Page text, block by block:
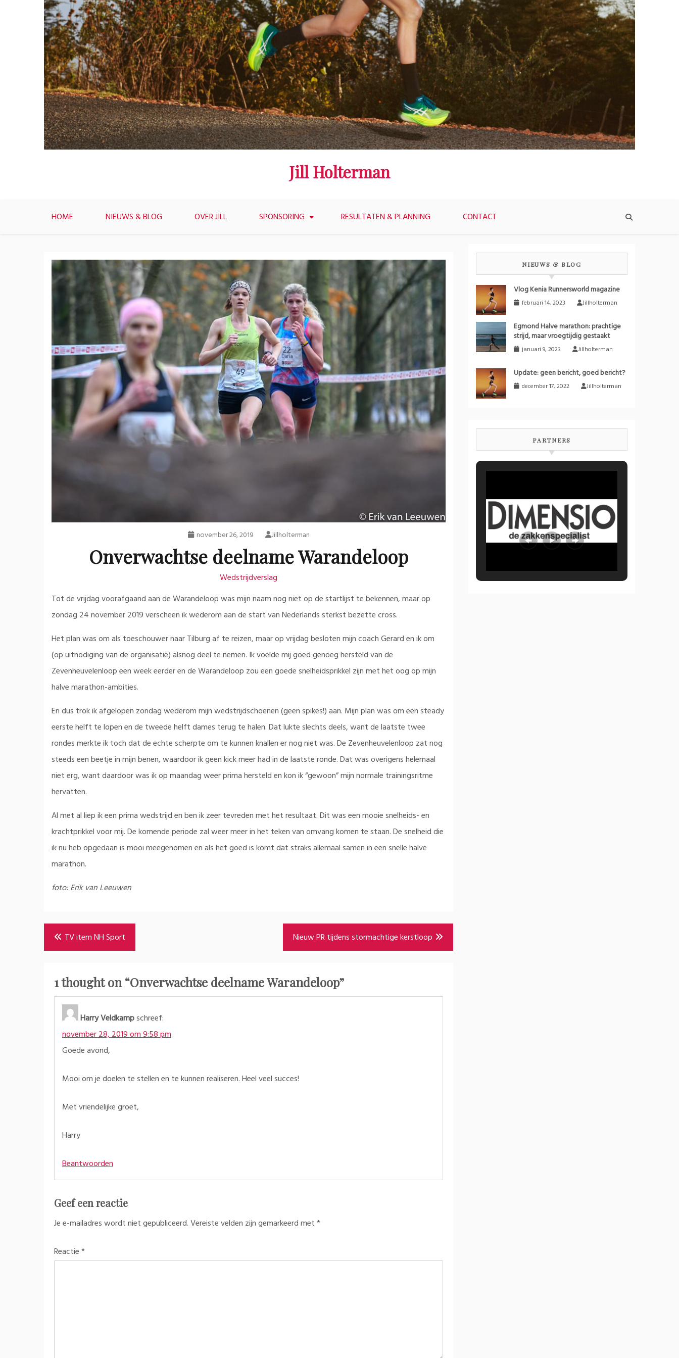
Jill Holterman
HOME NIEUWS & BLOG OVER JILL SPONSORING RESULTATEN & PLANNING CONTACT
november 26, 2019 Jillholterman
Onverwachtse deelname Warandeloop
Wedstrijdverslag
Tot de vrijdag voorafgaand aan de Warandeloop was mijn naam nog niet op de startlijst te bekennen, maar op
zondag 24 november 2019 verscheen ik wederom aan de start van Nederlands sterkst bezette cross.
Het plan was om als toeschouwer naar Tilburg af te reizen, maar op vrijdag besloten mijn coach Gerard en ik om
(op uitnodiging van de organisatie) alsnog deel te nemen. Ik voelde mij goed genoeg hersteld van de
Zevenheuvelenloop een week eerder en de Warandeloop zou een goede snelheidsprikkel zijn met het oog op mijn
halve marathon-ambities.
En dus trok ik afgelopen zondag wederom mijn wedstrijdschoenen (geen spikes!) aan. Mijn plan was om een steady
eerste helft te lopen en de tweede helft dames terug te halen. Dat lukte slechts deels, want de laatste twee
rondes merkte ik toch dat de echte scherpte om te kunnen knallen er nog niet was. De Zevenheuvelenloop zat nog
steeds een beetje in mijn benen, waardoor ik geen kick meer had in de laatste ronde. Dat was overigens helemaal
niet erg, want daardoor was ik op maandag weer prima hersteld en kon ik “gewoon” mijn normale trainingsritme
hervatten.
Al met al liep ik een prima wedstrijd en ben ik zeer tevreden met het resultaat. Dit was een mooie snelheids- en
krachtprikkel voor mij. De komende periode zal weer meer in het teken van omvang komen te staan. De snelheid die
ik nu heb opgedaan is mooi meegenomen en als het goed is komt dat straks allemaal samen in een snelle halve
marathon.
foto: Erik van Leeuwen
Bericht
navigatie
TV item NH Sport Nieuw PR tijdens stormachtige kerstloop
1 thought on “Onverwachtse deelname Warandeloop”
Harry Veldkampschreef:
november 28, 2019 om 9:58 pm
Goede avond,
Mooi om je doelen te stellen en te kunnen realiseren. Heel veel succes!
Met vriendelijke groet,
Harry
Beantwoorden
Geef een reactie
Je e-mailadres wordt niet gepubliceerd.Vereiste velden zijn gemarkeerd met*
Reactie*
NIEUWS & BLOG
Vlog Kenia Runnersworld magazine
februari 14, 2023 Jillholterman
Egmond Halve marathon: prachtige
strijd, maar vroegtijdig gestaakt
januari 9, 2023 Jillholterman
Update: geen bericht, goed bericht?
december 17, 2022 Jillholterman
PARTNERS